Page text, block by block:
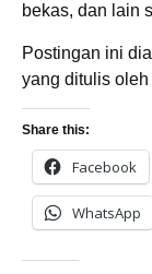
bekas, dan lain
Postingan ini
yang ditulis oleh
Share this:
Facebook
WhatsApp